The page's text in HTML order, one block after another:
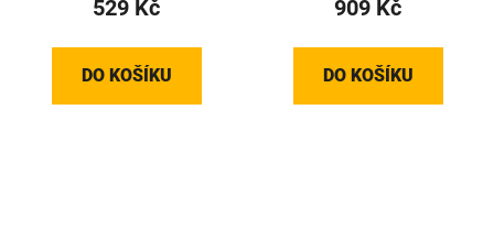
529 Kč
DO KOŠÍKU
909 Kč
DO KOŠÍKU